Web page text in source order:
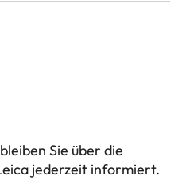
Sie über die
jederzeit informiert.